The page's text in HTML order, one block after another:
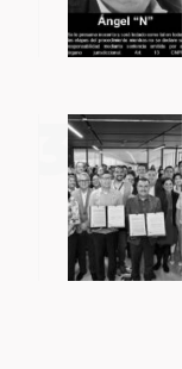
3